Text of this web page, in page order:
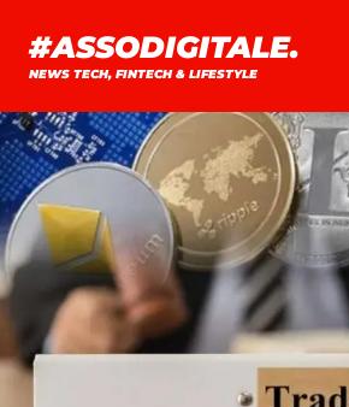
contenuto
#ASSODIGITALE.
NEWS TECH, FINTECH & LIFESTYLE